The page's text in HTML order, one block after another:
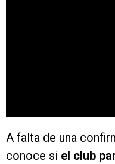
A falta de una
conoce si el club